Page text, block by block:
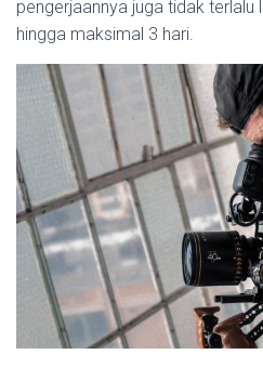
pengerjaannya juga tidak terlalu
hingga maksimal 3 hari.